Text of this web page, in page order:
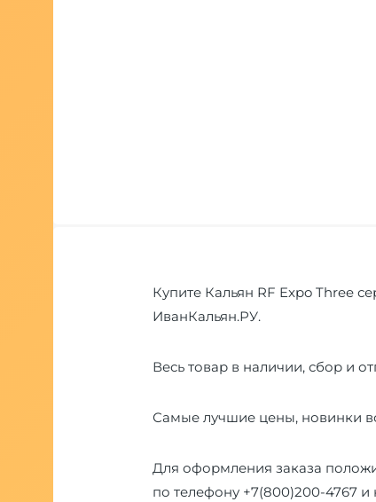
Купите Кальян RF Expo Three
ИванКальян.РУ.
Весь товар в наличии, сбор и
Самые лучшие цены, новинки
Для оформления заказа
по телефону +7(800)200-4767 и